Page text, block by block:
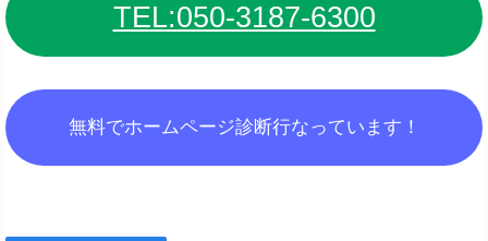
TEL:050-3187-6300
無料でホームページ診断行なっています！